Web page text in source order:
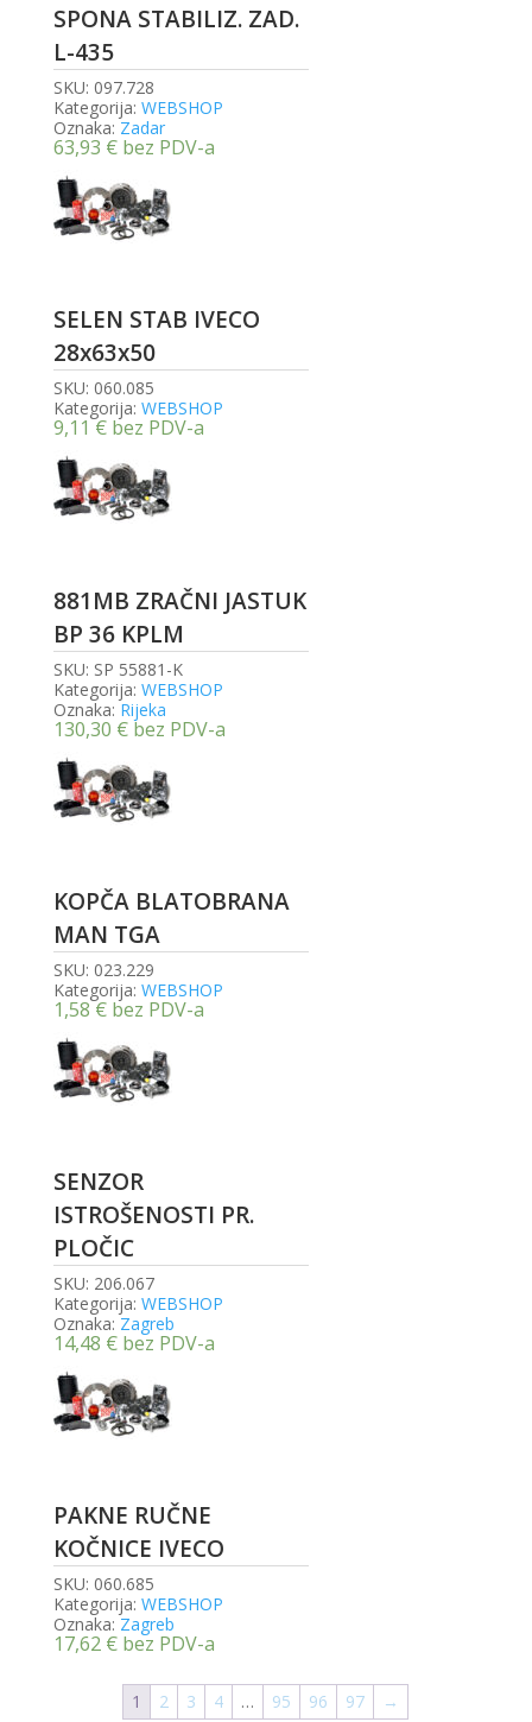
SPONA STABILIZ. ZAD.
L-435
SKU: 097.728
Kategorija: WEBSHOP
Oznaka: Zadar
63,93 € bez PDV-a
SELEN STAB IVECO
28x63x50
SKU: 060.085
Kategorija: WEBSHOP
9,11€ bez PDV-a
881MB ZRAČNI JASTUK
BP 36 KPLM
SKU: SP 55881-K
Kategorija: WEBSHOP
Oznaka: Rijeka
130,30 €bez PDV-a
KOPČA BLATOBRANA
MAN TGA
SKU: 023.229
Kategorija: WEBSHOP
1,58€ bez PDV-a
SENZOR
ISTROŠENOSTI PR.
PLOČIC
SKU: 206.067
Kategorija: WEBSHOP
Oznaka: Zagreb
14,48 € bez PDV-a
PAKNE RUČNE
KOČNICE IVECO
SKU: 060.685
Kategorija: WEBSHOP
Oznaka: Zagreb
17,62 € bez PDV-a
1 2 3 4 … 95 96 97 →